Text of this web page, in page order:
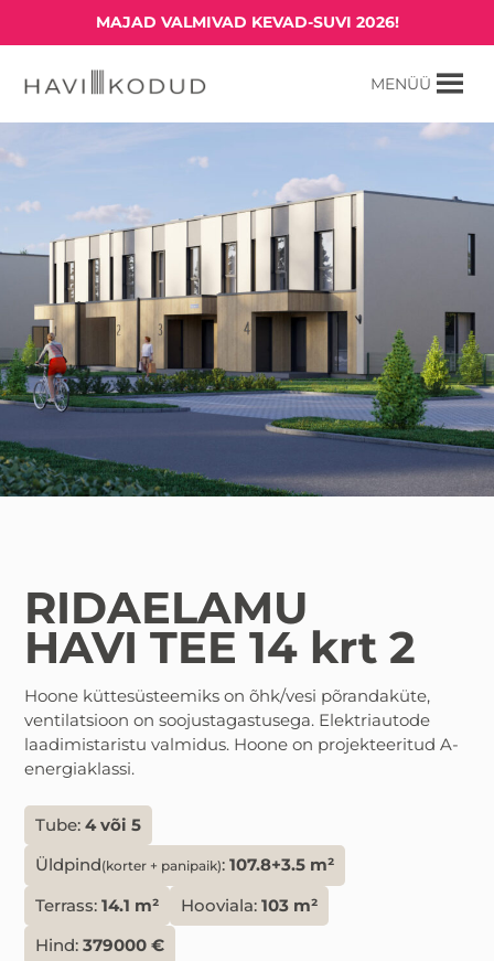
MAJAD VALMIVAD KEVAD-SUVI 2026!
MENÜÜ
RIDAELAMU
HAVI TEE 14 krt 2
Hoone küttesüsteemiks on õhk/vesi põrandaküte,
ventilatsioon on soojustagastusega. Elektriautode
laadimistaristu valmidus. Hoone on projekteeritud A-
energiaklassi.
Tube:4 või 5
Üldpind(korter + panipaik): 107.8+3.5 m²
Terrass: 14.1 m² Hooviala: 103 m²
Hind: 379000 €